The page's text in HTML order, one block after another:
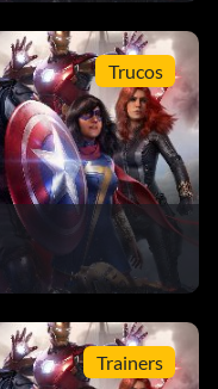
Trucos
Trainers